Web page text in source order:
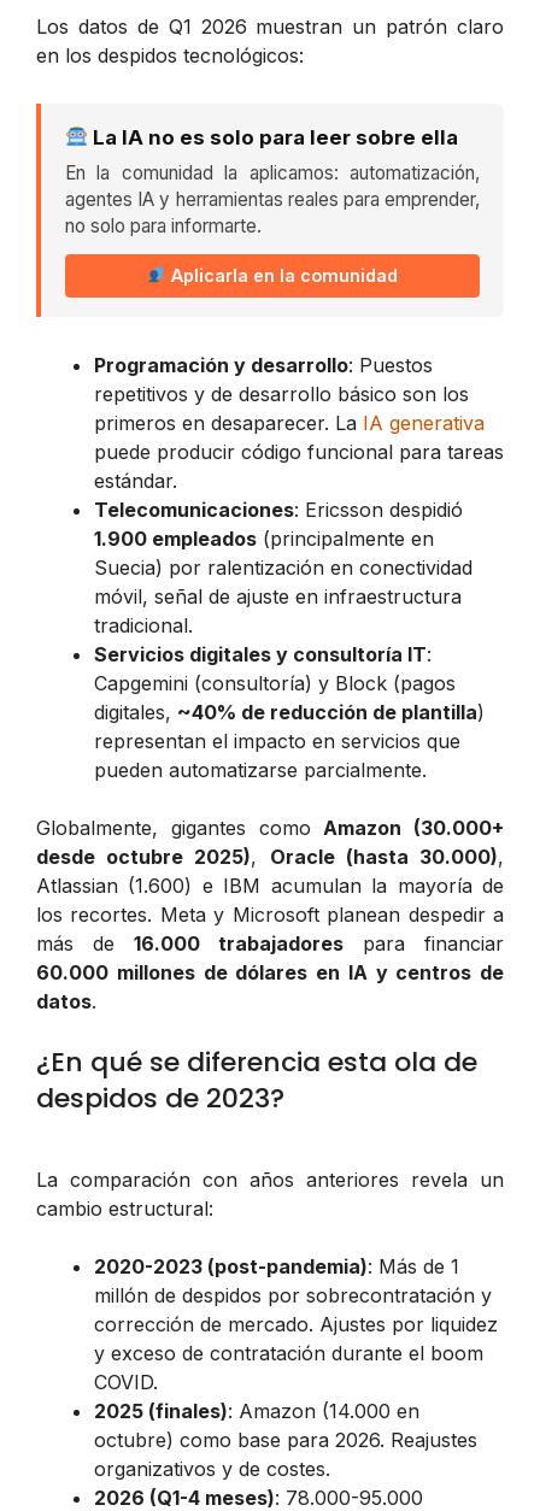
Los datos de Q1 2026 muestran un patrón claro
en los despidos tecnológicos:
La IA no es solo para leer sobre ella
En la comunidad la aplicamos: automatización,
agentes IA y herramientas reales para emprender,
no solo para informarte.
Aplicarla en la comunidad
Programación y desarrollo: Puestos
repetitivos y de desarrollo básico son los
primeros en desaparecer. La IA generativa
puede producir código funcional para tareas
estándar.
Telecomunicaciones: Ericsson despidió
1.900 empleados (principalmente en
Suecia) por ralentización en conectividad
móvil, señal de ajuste en infraestructura
tradicional.
Servicios digitales y consultoría IT:
Capgemini (consultoría) y Block (pagos
digitales, ~40% de reducción de plantilla)
representan el impacto en servicios que
pueden automatizarse parcialmente.
Globalmente, gigantes como Amazon (30.000+
desde octubre 2025), Oracle (hasta 30.000),
Atlassian (1.600) e IBM acumulan la mayoría de
los recortes. Meta y Microsoft planean despedir a
más de 16.000 trabajadores para financiar
60.000 millones de dólares en IA y centros de
datos.
¿En qué se diferencia esta ola de
despidos de 2023?
La comparación con años anteriores revela un
cambio estructural:
2020-2023 (post-pandemia): Más de 1
millón de despidos por sobrecontratación y
corrección de mercado. Ajustes por liquidez
y exceso de contratación durante el boom
COVID.
2025 (finales): Amazon (14.000 en
octubre) como base para 2026. Reajustes
organizativos y de costes.
2026 (Q1-4 meses): 78.000-95.000